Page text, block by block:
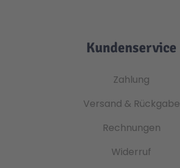
Kundenservice
Zahlung
Versand & Rückgabe
Rechnungen
Widerruf